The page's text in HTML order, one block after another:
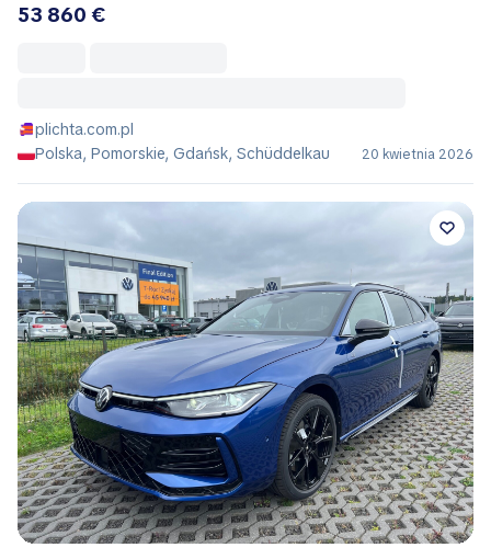
53 860 €
plichta.com.pl
Polska, Pomorskie, Gdańsk, Schüddelkau
20 kwietnia 2026